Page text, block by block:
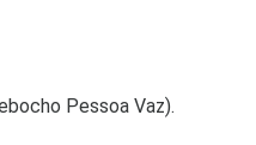
Pessoa Vaz).